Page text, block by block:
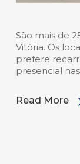
São mais de
Vitória. Os
prefere
presencial
Read More